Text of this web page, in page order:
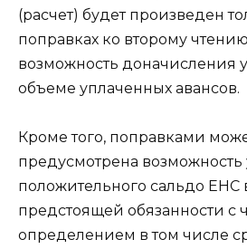
(расчет) будет произведен
поправках ко второму
возможность доначисления
объеме уплаченных авансов.
Кроме того, поправками
предусмотрена возможность
положительного сальдо ЕНС
предстоящей обязанности с
определением в том числе